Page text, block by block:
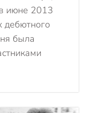
июне 2013
дебютного
была